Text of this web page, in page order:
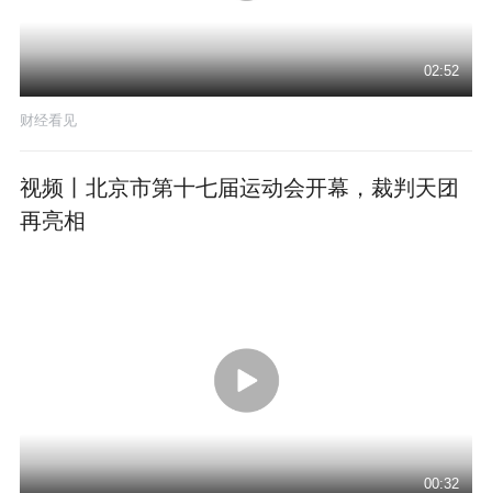
02:52
财经看见
视频丨北京市第十七届运动会开幕，裁判天团
再亮相
00:32